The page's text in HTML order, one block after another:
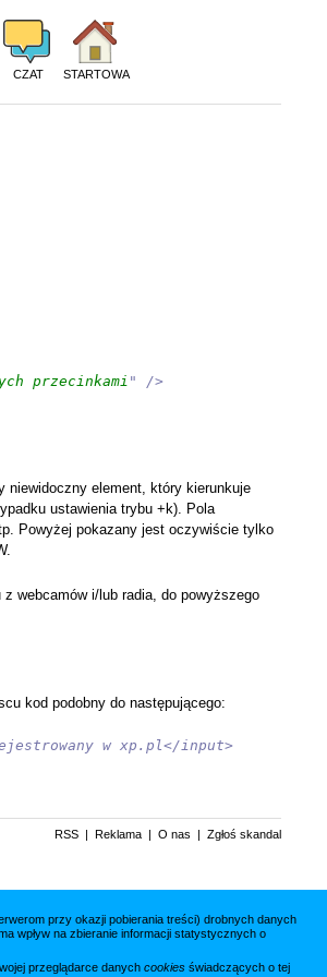
przy okazji pobierania treści) drobnych danych
wpływ na zbieranie informacji statystycznych o
przeglądarce danych cookies świadczących o tej
CZAT STARTOWA
przecinkami" />
niewidoczny element, który kierunkuje
ustawienia trybu +k). Pola
Powyżej pokazany jest oczywiście tylko
webcamów i/lub radia, do powyższego
kod podobny do następującego:
w xp.pl</input>
RSS | Reklama | O nas | Zgłoś skandal